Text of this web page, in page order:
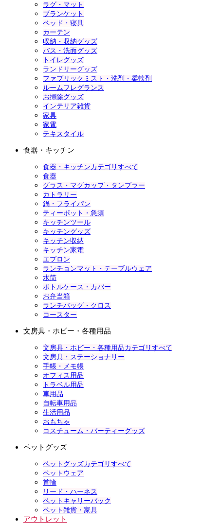
ラグ・マット
ブランケット
ベッド・寝具
カーテン
収納・収納グッズ
バス・洗面グッズ
トイレグッズ
ランドリーグッズ
ファブリックミスト・洗剤・柔軟剤
ルームフレグランス
お掃除グッズ
インテリア雑貨
家具
家電
テキスタイル
食器・キッチン
食器・キッチンカテゴリすべて
食器
グラス・マグカップ・タンブラー
カトラリー
鍋・フライパン
ティーポット・急須
キッチンツール
キッチングッズ
キッチン収納
キッチン家電
エプロン
ランチョンマット・テーブルウェア
水筒
ボトルケース・カバー
お弁当箱
ランチバッグ・クロス
コースター
文房具・ホビー・各種用品
文房具・ホビー・各種用品カテゴリすべて
文房具・ステーショナリー
手帳・メモ帳
オフィス用品
トラベル用品
車用品
自転車用品
生活用品
おもちゃ
コスチューム・パーティーグッズ
ペットグッズ
ペットグッズカテゴリすべて
ペットウェア
首輪
リード・ハーネス
ペットキャリーバック
ペット雑貨・家具
アウトレット